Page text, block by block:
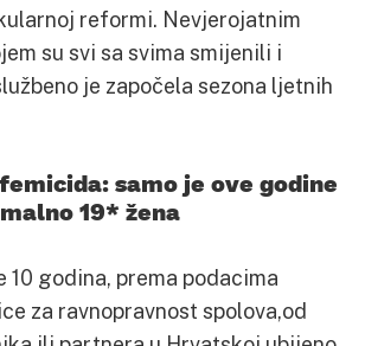
reformi. Nevjerojatnim
su svi sa svima smijenili i
je započela sezona ljetnih
samo je ove godine
19* žena
10 godina, prema podacima
za ravnopravnost spolova,od